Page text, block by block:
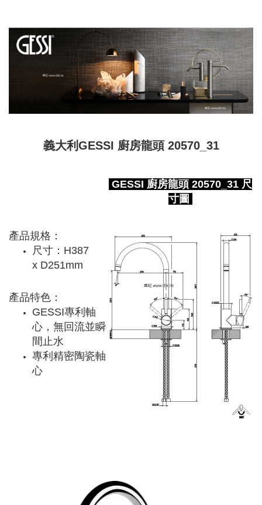
義大利GESSI 廚房龍頭 20570_31
產品規格：
尺寸：H387
x D251mm
產品特色：
GESSI專利軸
心，無回流並瞬
間止水
專利精密陶瓷軸
心
GESSI 廚房龍頭 20570_31 尺
寸圖